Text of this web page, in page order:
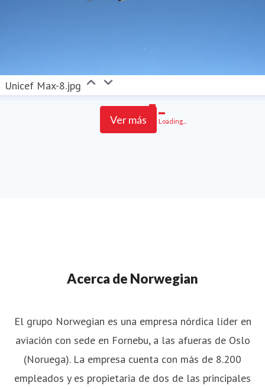
Unicef Max-8.jpg
Ver más Loading...
Acerca de Norwegian
El grupo Norwegian es una empresa nórdica líder en
aviación con sede en Fornebu, a las afueras de Oslo
(Noruega). La empresa cuenta con más de 8.200
empleados y es propietaria de dos de las principales